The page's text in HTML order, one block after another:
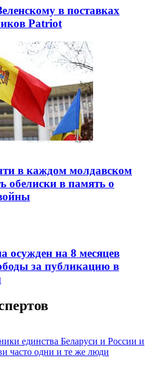
в поставках
Patriot
в каждом молдавском
обелиски в память о
осужден на 8 месяцев
за публикацию в
единства Беларуси и России и
часто одни и те же люди